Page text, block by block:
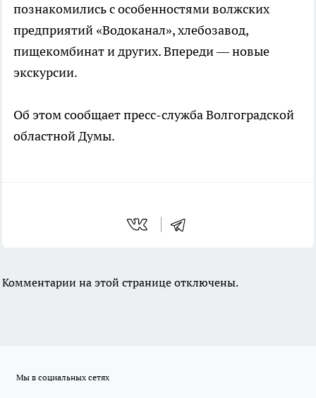
познакомились с особенностями волжских
предприятий «Водоканал», хлебозавод,
пищекомбинат и других. Впереди — новые
экскурсии.
Об этом сообщает пресс-служба Волгоградской
областной Думы.
Комментарии на этой странице отключены.
Мы в социальных сетях